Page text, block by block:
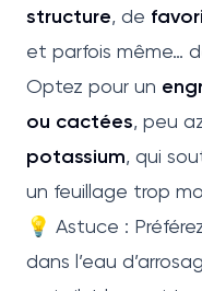
structure, de
et parfois même…
Optez pour un
ou cactées, peu
potassium, qui
un feuillage trop
💡 Astuce :
dans l’eau